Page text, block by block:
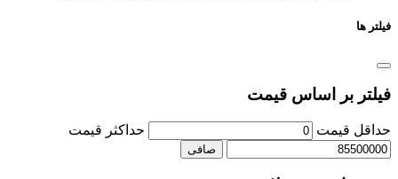
اساس قیمت
حداكثر قيمت